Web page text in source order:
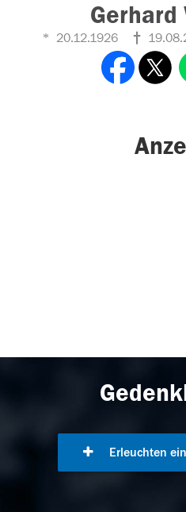
Gerhard
20.12.1926
Erleuchten